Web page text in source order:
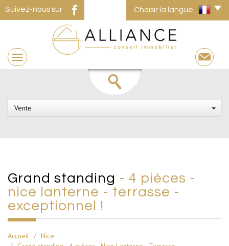
Suivez-nous sur Choisir la langue
Vente
grand standing - 4 pièces -
nice lanterne - terrasse -
exceptionnel !
Accueil
Nice